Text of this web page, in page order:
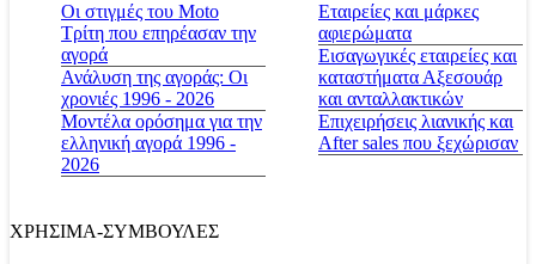
Οι στιγμές του Moto
Τρίτη που επηρέασαν την
αγορά
Ανάλυση της αγοράς: Οι
χρονιές 1996 - 2026
Μοντέλα ορόσημα για την
ελληνική αγορά 1996 -
2026
Εταιρείες και μάρκες
αφιερώματα
Εισαγωγικές εταιρείες και
καταστήματα Αξεσουάρ
και ανταλλακτικών
Επιχειρήσεις λιανικής και
After sales που ξεχώρισαν
ΧΡΗΣΙΜΑ-ΣΥΜΒΟΥΛΕΣ